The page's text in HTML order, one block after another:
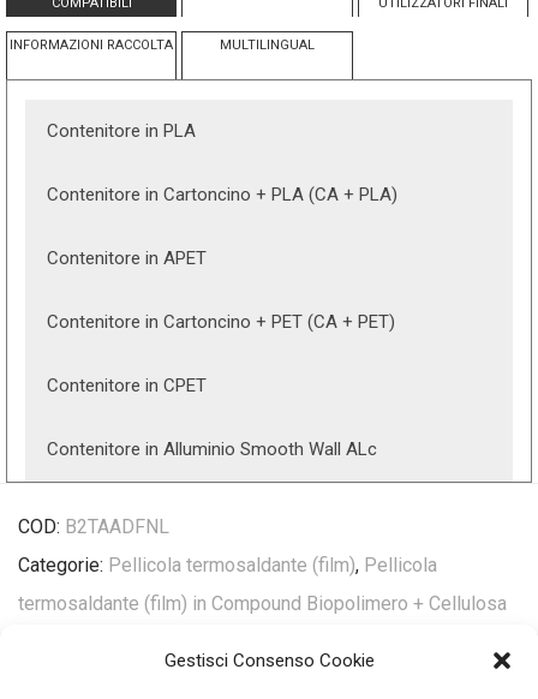
Gestisci Consenso Cookie
INFORMAZIONI RACCOLTA MULTILINGUAL
Contenitore in PLA
Contenitore in Cartoncino + PLA (CA + PLA)
Contenitore in APET
Contenitore in Cartoncino + PET (CA + PET)
Contenitore in CPET
Contenitore in Alluminio Smooth Wall ALc
COD: B2TAADFNL
Categorie: Pellicola termosaldante (film), Pellicola
termosaldante (film) in Compound Biopolimero + Cellulosa